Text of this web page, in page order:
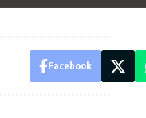
Facebook